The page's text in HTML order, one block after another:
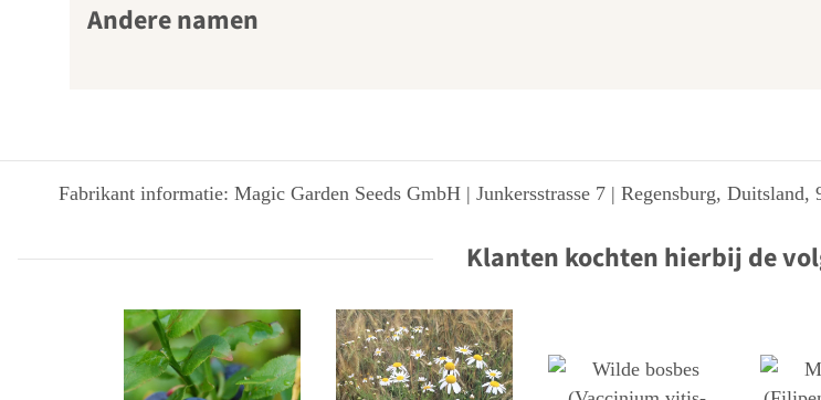
Andere namen
Fabrikant informatie: Magic Garden Seeds GmbH | Junkersstrasse 7 | Regensburg,
Klanten kochten hierbij de